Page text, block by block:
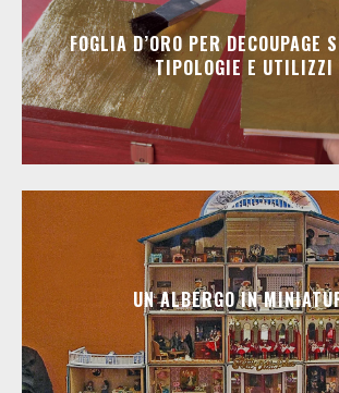
FOGLIA D’ORO PER DECOUPAGE
TIPOLOGIE E UTILIZZI
UN ALBERGO IN